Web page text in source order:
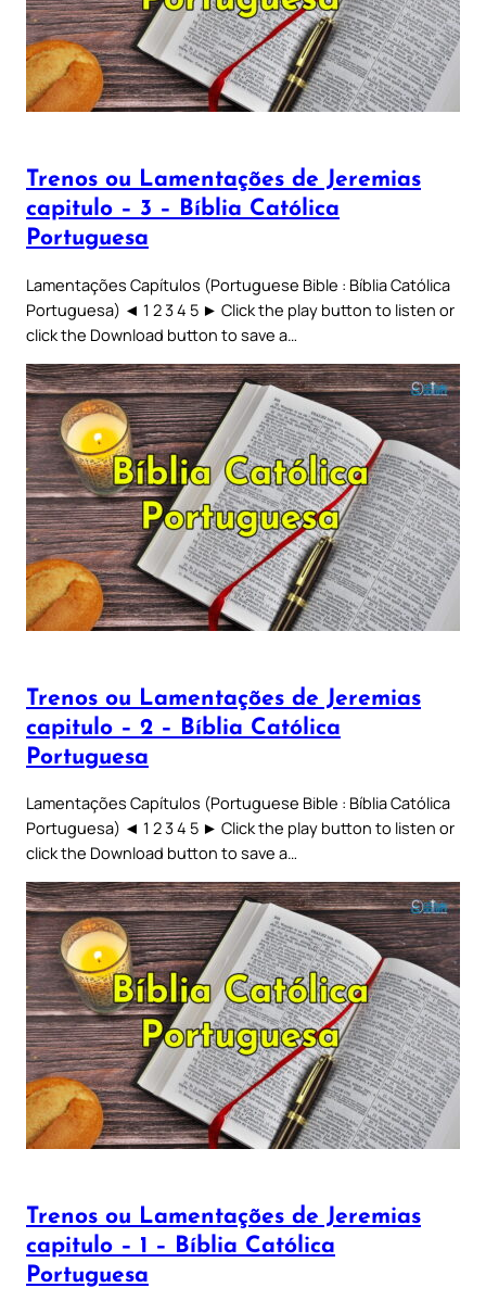
Trenos ou Lamentações de Jeremias
capitulo – 3 – Bíblia Católica
Portuguesa
Lamentações Capítulos (Portuguese Bible : Bíblia Católica
Portuguesa) ◄ 1 2 3 4 5 ► Click the play button to listen or
click the Download button to save a…
Trenos ou Lamentações de Jeremias
capitulo – 2 – Bíblia Católica
Portuguesa
Lamentações Capítulos (Portuguese Bible : Bíblia Católica
Portuguesa) ◄ 1 2 3 4 5 ► Click the play button to listen or
click the Download button to save a…
Trenos ou Lamentações de Jeremias
capitulo – 1 – Bíblia Católica
Portuguesa